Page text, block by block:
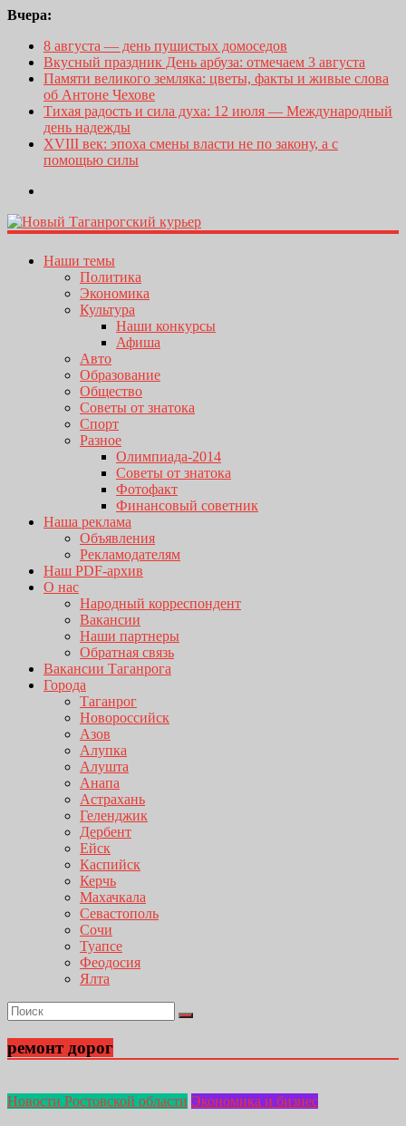
Вчера:
8 августа — день пушистых домоседов
Вкусный праздник День арбуза: отмечаем 3 августа
Памяти великого земляка: цветы, факты и живые слова
об Антоне Чехове
Тихая радость и сила духа: 12 июля — Международный
день надежды
XVIII век: эпоха смены власти не по закону, а с
помощью силы
Наши темы
Политика
Экономика
Культура
Наши конкурсы
Афиша
Авто
Образование
Общество
Советы от знатока
Спорт
Разное
Олимпиада-2014
Советы от знатока
Фотофакт
Финансовый советник
Наша реклама
Объявления
Рекламодателям
Наш PDF-архив
О нас
Народный корреспондент
Вакансии
Наши партнеры
Обратная связь
Вакансии Таганрога
Города
Таганрог
Новороссийск
Азов
Алупка
Алушта
Анапа
Астрахань
Геленджик
Дербент
Ейск
Каспийск
Керчь
Махачкала
Севастополь
Сочи
Туапсе
Феодосия
Ялта
ремонт дорог
Новости Ростовской области Экономика и бизнес